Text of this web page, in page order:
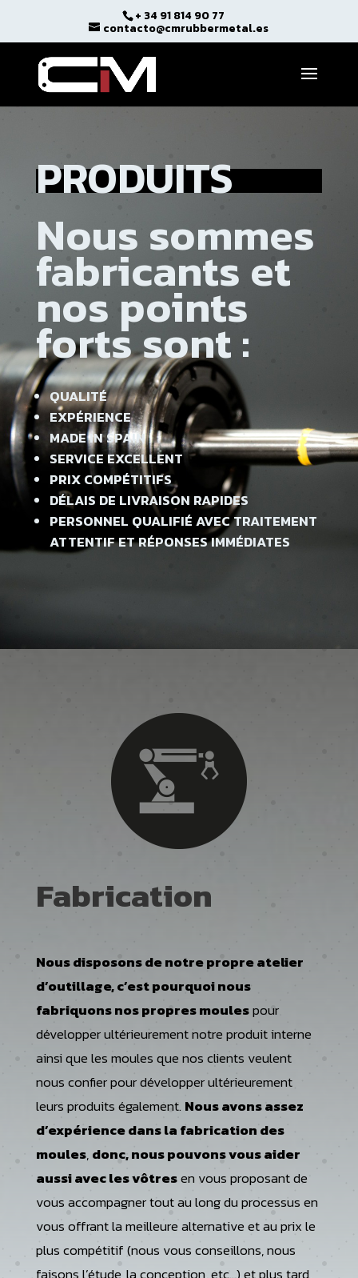
Ouvrir la barre d’outils + 34 91 814 90 77
contacto@cmrubbermetal.es
PRODUITS
Nous sommes
fabricants et
nos points
forts sont :
QUALITÉ
EXPÉRIENCE
MADE IN SPAIN
SERVICE EXCELLENT
PRIX COMPÉTITIFS
DÉLAIS DE LIVRAISON RAPIDES
PERSONNEL QUALIFIÉ AVEC TRAITEMENT
ATTENTIF ET RÉPONSES IMMÉDIATES
Fabrication
Nous disposons de notre propre atelier
d’outillage, c’est pourquoi nous
fabriquons nos propres moulespour
développer ultérieurement notre produit interne
ainsi que les moules que nos clients veulent
nous confier pour développer ultérieurement
leurs produits également. Nous avons assez
d’expérience dans la fabrication des
moules, donc, nous pouvons vous aider
aussi avec les vôtresen vous proposant de
vous accompagner tout au long du processus en
vous offrant la meilleure alternative et au prix le
plus compétitif (nous vous conseillons, nous